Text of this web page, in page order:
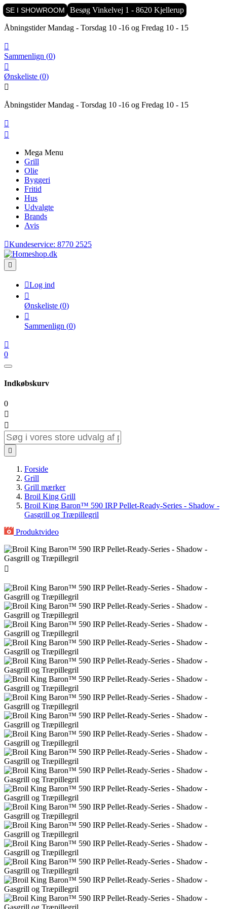

Åbningstider Mandag - Torsdag 10 -16 og Fredag 10 - 15

Sammenlign (0)

Ønskeliste (0)

Åbningstider Mandag - Torsdag 10 -16 og Fredag 10 - 15


Mega Menu
Grill
Olie
Byggeri
Fritid
Hus
Udvalgte
Brands
Avis
Kundeservice: 8770 2525

Log ind

Ønskeliste (0)

Sammenlign (0)

0
Indkøbskurv
0



Forside
Grill
Grill mærker
Broil King Grill
Broil King Baron™ 590 IRP Pellet-Ready-Series - Shadow -
Gasgrill og Træpillegril
Produktvideo
SE I SHOWROOM Besøg Vinkelvej 1 - 8620 Kjellerup
